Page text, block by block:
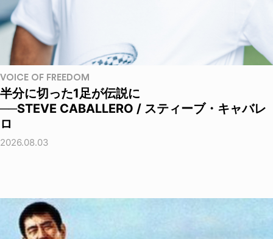
VOICE OF FREEDOM
半分に切った1足が伝説に
──STEVE CABALLERO / スティーブ・キャバレ
ロ
2026.08.03